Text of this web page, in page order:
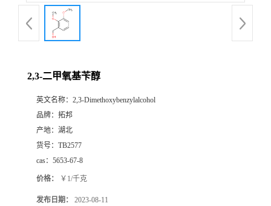
2,3-二甲氧基苄醇
英文名称： 2,3-Dimethoxybenzylalcohol
品牌： 拓邦
产地： 湖北
货号： TB2577
cas： 5653-67-8
价格： ￥1/千克
发布日期： 2023-08-11